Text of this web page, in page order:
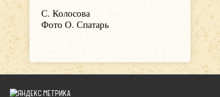
С. Колосова
Фото О. Спатарь